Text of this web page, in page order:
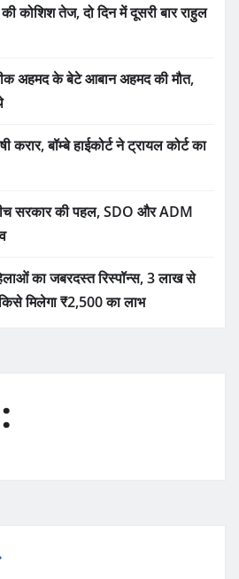
कोशिश तेज, दो दिन में दूसरी बार राहुल
अहमद के बेटे आबान अहमद की मौत,
बॉम्बे हाईकोर्ट ने ट्रायल कोर्ट का
सरकार की पहल, SDO और ADM
का जबरदस्त रिस्पॉन्स, 3 लाख से
मिलेगा ₹2,500 का लाभ